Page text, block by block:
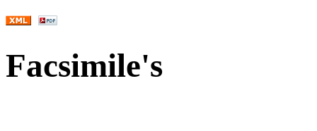
Facsimile's